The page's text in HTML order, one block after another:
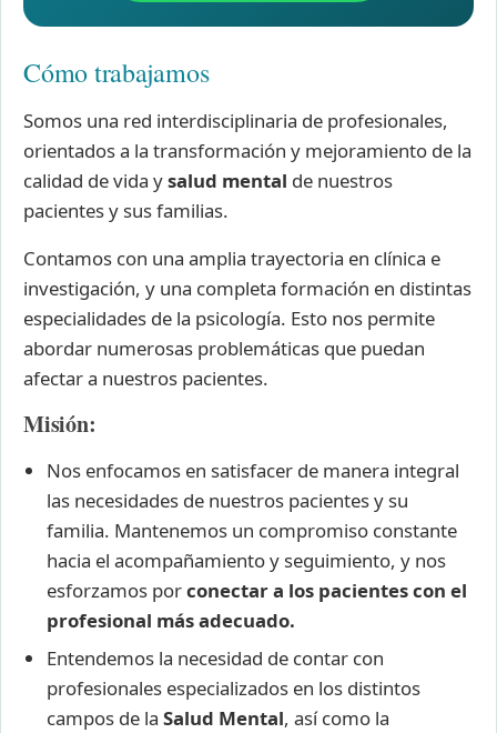
Cómo trabajamos
Somos una red interdisciplinaria de profesionales,
orientados a la transformación y mejoramiento de la
calidad de vida ysalud mental de nuestros
pacientes y sus familias.
Contamos con una amplia trayectoria en clínica e
investigación, y una completa formación en distintas
especialidades de la psicología. Esto nos permite
abordar numerosas problemáticas que puedan
afectar a nuestros pacientes.
Misión:
Nos enfocamos en satisfacer de manera integral
las necesidades de nuestros pacientes y su
familia. Mantenemos un compromiso constante
hacia el acompañamiento y seguimiento, y nos
esforzamos porconectar a los pacientes con el
profesional más adecuado.
Entendemos la necesidad de contar con
profesionales especializados en los distintos
campos de la Salud Mental, así como la